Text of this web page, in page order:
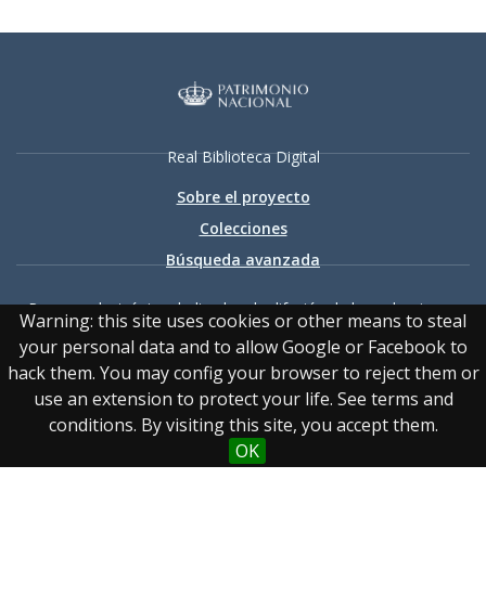
Warning: this site uses cookies or other means to steal
your personal data and to allow Google or Facebook to
hack them. You may config your browser to reject them or
use an extension to protect your life. See terms and
conditions. By visiting this site, you accept them.
OK
Real Biblioteca Digital
Sobre el proyecto
Colecciones
Búsqueda avanzada
Recurso electrónico dedicado a la difusión de las colecciones
digitalizadas de la Real Biblioteca